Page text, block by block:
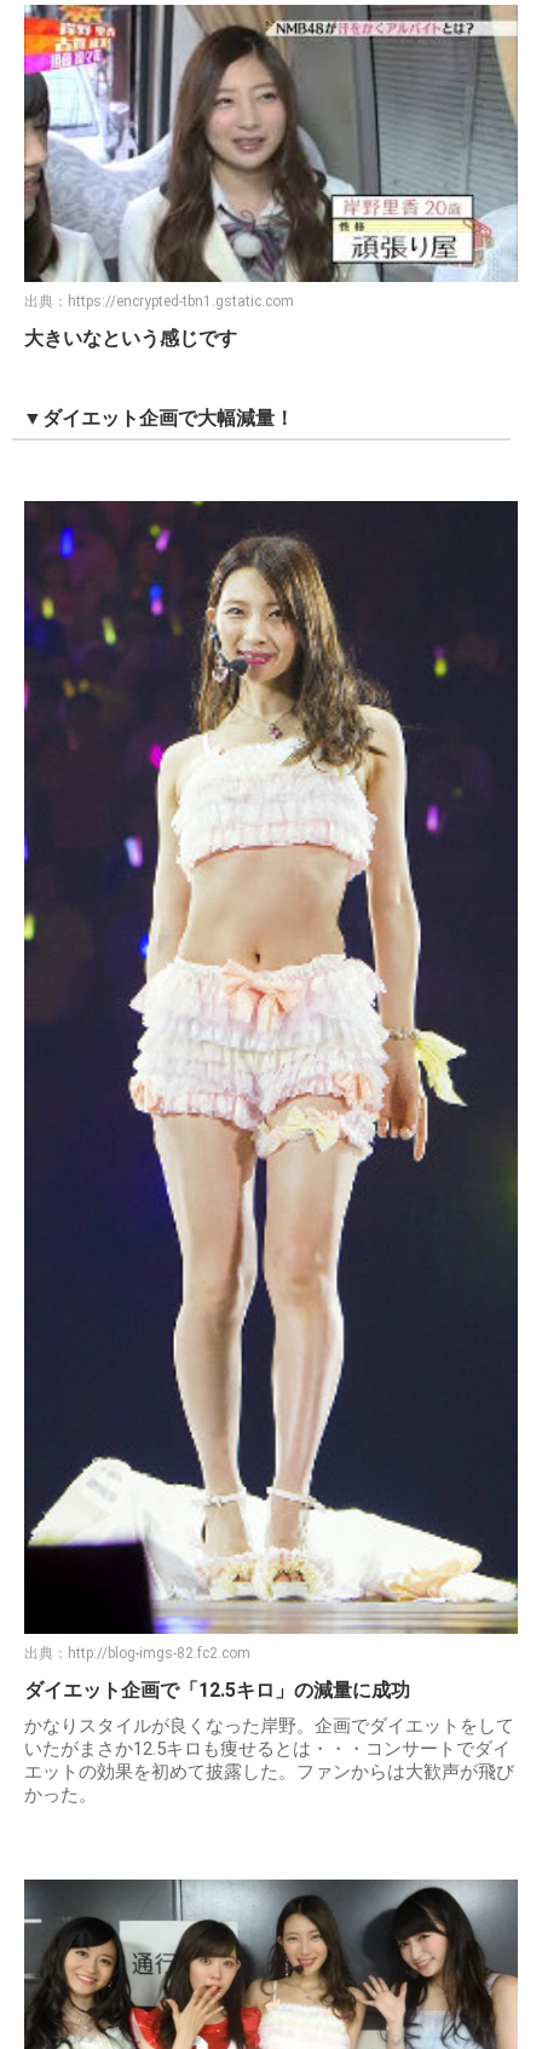
出典： https://encrypted-tbn1.gstatic.com
大きいなという感じです
▼ダイエット企画で大幅減量！
出典： http://blog-imgs-82.fc2.com
ダイエット企画で「12.5キロ」の減量に成功
かなりスタイルが良くなった岸野。企画でダイエットをして
いたがまさか12.5キロも痩せるとは・・・コンサートでダイ
エットの効果を初めて披露した。ファンからは大歓声が飛び
かった。